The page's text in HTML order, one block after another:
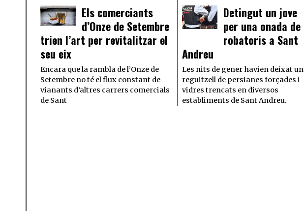
Els comerciants
d’Onze de Setembre
trien l’art per revitalitzar el
seu eix
Encara que la rambla de l’Onze de
Setembre no té el flux constant de
vianants d’altres carrers comercials
de Sant
Detingut un jove
per una onada de
robatoris a Sant
Andreu
Les nits de gener havien deixat un
reguitzell de persianes forçades i
vidres trencats en diversos
establiments de Sant Andreu.